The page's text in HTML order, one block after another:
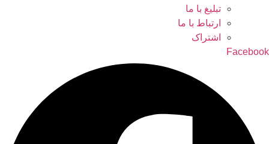
تبلیغ با ما
ارتباط با ما
اشتراک
Facebook